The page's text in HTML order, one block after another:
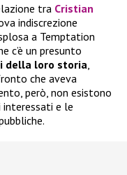
tra Cristian
indiscrezione
a Temptation
c’è un presunto
della loro storia
che aveva
però, non esistono
e le